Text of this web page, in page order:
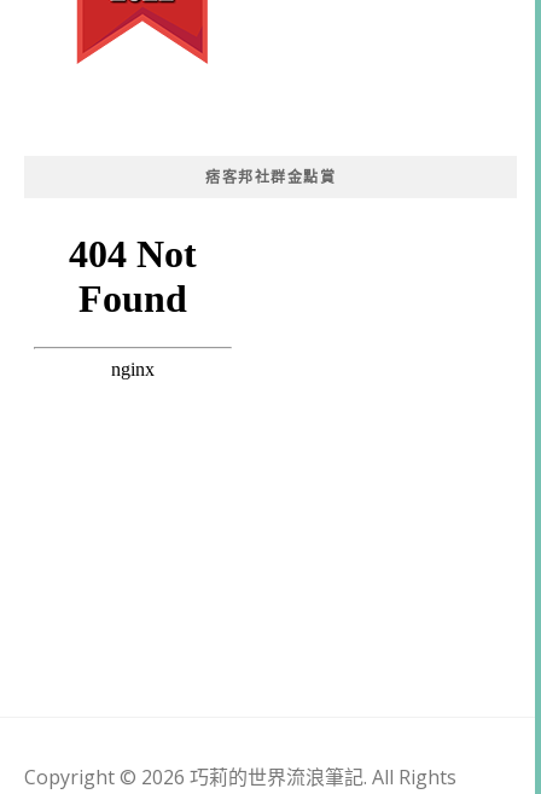
痞客邦社群金點賞
Copyright © 2026 巧莉的世界流浪筆記. All Rights